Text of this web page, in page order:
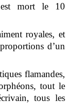
mort le 10
royales, et
d’un
flamandes,
tout le
tous les